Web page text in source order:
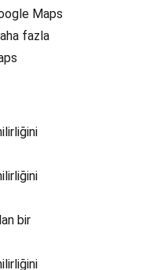
Maps
fazla
bir